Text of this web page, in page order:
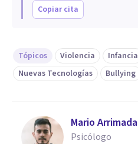
Copiar cita
Tópicos Violencia Infancia
Nuevas Tecnologías
Bullying
Mario Arrimada
Psicólogo